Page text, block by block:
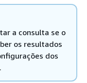
a consulta se o
os resultados
dos